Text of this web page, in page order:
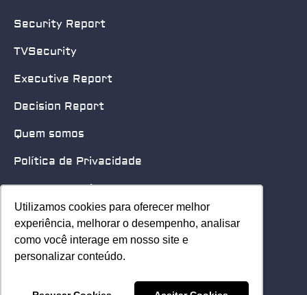
Utilizamos cookies para oferecer melhor
experiência, melhorar o desempenho, analisar
como você interage em nosso site e
personalizar conteúdo.
Utilizamos cookies para oferecer melhor
experiência, melhorar o desempenho, analisar
como você interage em nosso site e
personalizar conteúdo.
Security Report
TVSecurity
Executive Report
Decision Report
Quem somos
Política de Privacidade
Quero patrocinar
Contato
Home
© 2025 Security Leader. Todos os Direitos Reservados.